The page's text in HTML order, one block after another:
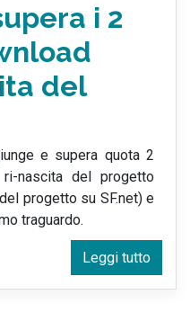
i 2
del
e supera quota 2
nascita del progetto
progetto su SF.net) e
traguardo.
Leggi tutto